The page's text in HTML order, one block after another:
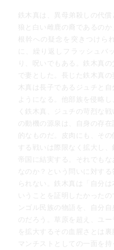
成吉思汗には正室との間に4人
末子ツルイを一番愛している
そしてモンゴルでは未子相続
もしくは長子であり誰もが
か
どちらかであろうと皆が推測
が、結論は一番目立たない
一座の者たちは驚きを隠せない
兄弟の中で一番温厚篤実で
と言い、
そう言われてみれば…と皆
が…
（ああ、この時のジュチの
悲しみを持ったのだろう）
モンゴルがより良い生活を
なかった
それによって得た獲物と来貢
鉄木真は、異母弟殺しの代
狼と白い雌鹿の裔であるの
根幹への疑念を突きつけら
に、繰り返しフラッシュバ
り、呪いでもある。鉄木真
で妻とした。長じた鉄木真
木真は長子であるジュチと
ようになる。他部族を侵略
く鉄木真、ジュチの苛烈な
の動機の源泉は、自身の存
的なものだ。皮肉にも、その
する戦いは際限なく拡大し、
帝国に結実する。それでも
なのか？という問いに対す
られない。鉄木真は「自分
いうことを証明したかった
ンゴル民族の物語を、自分
のだろう。草原を超え、ユ
を拡大するその血腥さとは
マンチストとしての一面を